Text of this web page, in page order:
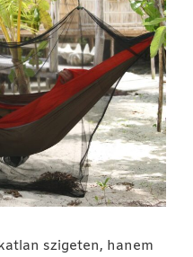
szigeten, hanem